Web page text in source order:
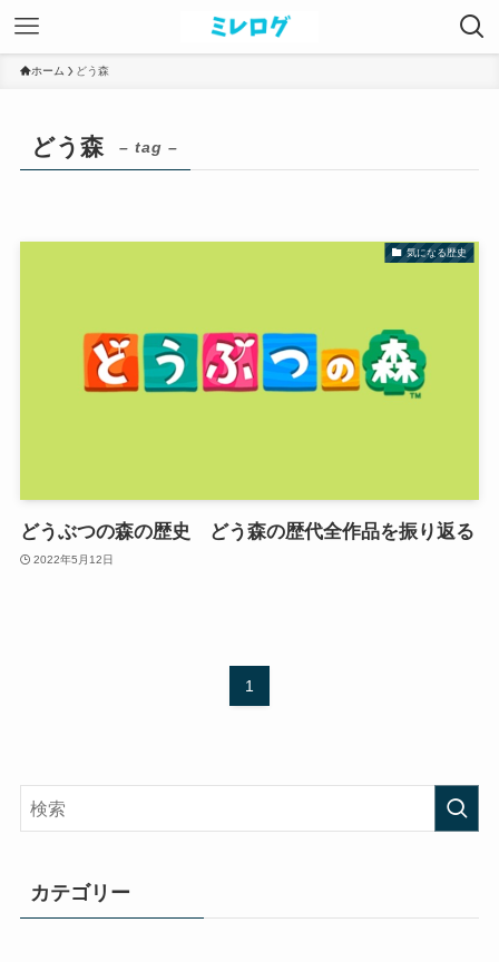
ホーム どう森
どう森 – tag –
気になる歴史
どうぶつの森の歴史 どう森の歴代全作品を振り返る
2022年5月12日
1
カテゴリー